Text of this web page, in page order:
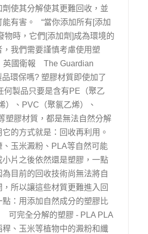
使其分解使其更難回收，並
能有害。 “當你添加所有[添加
物時，它們[添加劑]成為環境的
我們需要謹慎考慮使用塑
英國衛報 The Guardian
環保嗎? 塑膠材質即使加了
何製品只要是含有PE（聚乙
）、PVC（聚氯乙烯）、
塑膠材質，都是無法自然分解
的方式就是：回收再利用。
、玉米澱粉、PLA等自然可能
片之後依然還是塑膠，一點
目前的回收技術尚無法將自
所以讓這些材質更難進入回
點：用添加自然成分的塑膠比
可完全分解的塑膠 - PLA PLA
稈、玉米等植物中的澱粉和纖